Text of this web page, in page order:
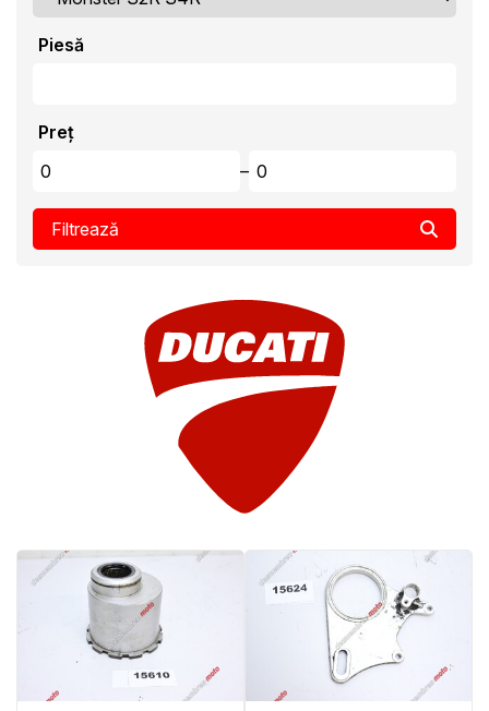
Piesă
Preț
–
Filtrează